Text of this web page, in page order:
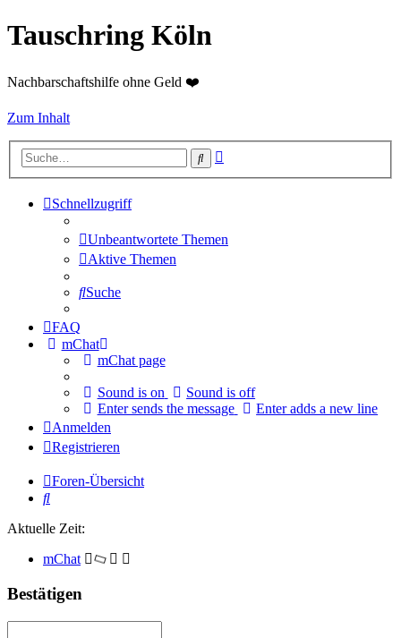
Tauschring Köln
Nachbarschaftshilfe ohne Geld ❤️
Zum Inhalt
Suche
Schnellzugriff
Unbeantwortete Themen
Aktive Themen
Suche
FAQ
mChat
mChat page
Sound is on
Sound is off
Enter sends the message
Enter adds a new line
Anmelden
Registrieren
Foren-Übersicht
Suche
Aktuelle Zeit:
mChat
Bestätigen